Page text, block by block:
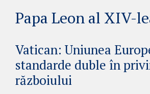
Papa Leon al XIV-
Vatican: Uniunea
standarde duble în
războiului